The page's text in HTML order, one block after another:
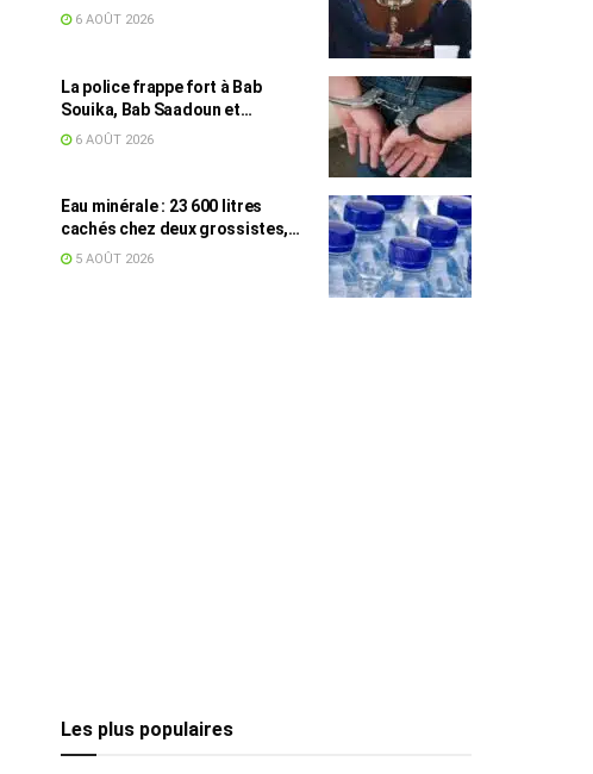
garde contre les retards
6 AOÛT 2026
La police frappe fort à Bab
Souika, Bab Saadoun et
Halfaouine : 15 individus
6 AOÛT 2026
Eau minérale : 23 600 litres
cachés chez deux grossistes,
les tensions persistent
5 AOÛT 2026
Les plus populaires